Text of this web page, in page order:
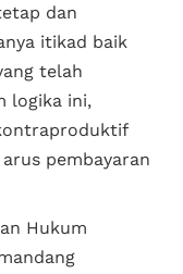
dan
itikad baik
telah
logika ini,
pembayaran
Hukum